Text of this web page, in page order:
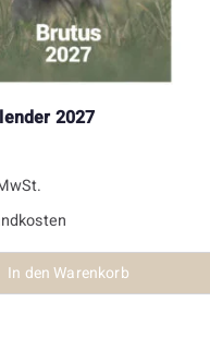
2027
In den Warenkorb